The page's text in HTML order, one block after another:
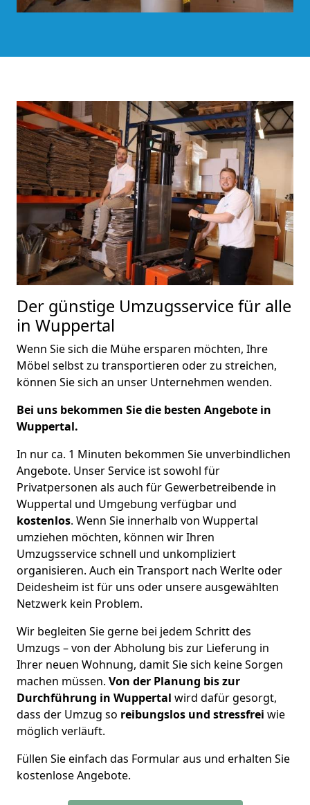
Der günstige Umzugsservice für alle
in Wuppertal
Wenn Sie sich die Mühe ersparen möchten, Ihre
Möbel selbst zu transportieren oder zu streichen,
können Sie sich an unser Unternehmen wenden.
Bei uns bekommen Sie die besten Angebote in
Wuppertal.
In nur ca. 1 Minuten bekommen Sie unverbindlichen
Angebote. Unser Service ist sowohl für
Privatpersonen als auch für Gewerbetreibende in
Wuppertal und Umgebung verfügbar und
kostenlos. Wenn Sie innerhalb von Wuppertal
umziehen möchten, können wir Ihren
Umzugsservice schnell und unkompliziert
organisieren. Auch ein Transport nach Werlte oder
Deidesheim ist für uns oder unsere ausgewählten
Netzwerk kein Problem.
Wir begleiten Sie gerne bei jedem Schritt des
Umzugs – von der Abholung bis zur Lieferung in
Ihrer neuen Wohnung, damit Sie sich keine Sorgen
machen müssen. Von der Planung bis zur
Durchführung in Wuppertal wird dafür gesorgt,
dass der Umzug so reibungslos und stressfrei wie
möglich verläuft.
Füllen Sie einfach das Formular aus und erhalten Sie
kostenlose Angebote.